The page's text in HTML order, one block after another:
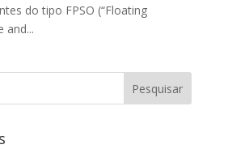
do tipo FPSO (“Floating
and...